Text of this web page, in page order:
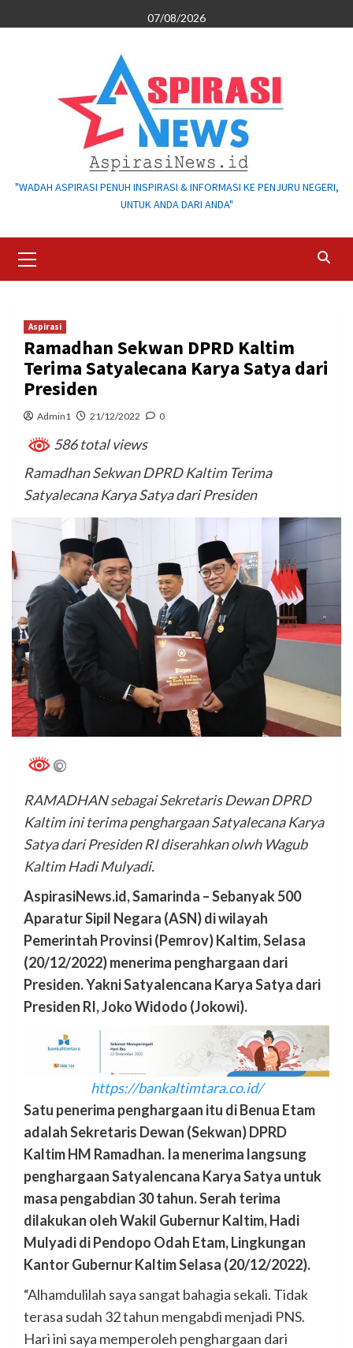
to
07/08/2026
"WADAH ASPIRASI PENUH INSPIRASI & INFORMASI KE PENJURU NEGERI,
UNTUK ANDA DARI ANDA"
Menu
Aspirasi
Ramadhan Sekwan DPRD Kaltim
Terima Satyalecana Karya Satya dari
Presiden
Admin1 21/12/2022 0
586 total views
Ramadhan Sekwan DPRD Kaltim Terima
Satyalecana Karya Satya dari Presiden
RAMADHAN sebagai Sekretaris Dewan DPRD
Kaltim ini terima penghargaan Satyalecana Karya
Satya dari Presiden RI diserahkan olwh Wagub
Kaltim Hadi Mulyadi.
AspirasiNews.id, Samarinda – Sebanyak 500
Aparatur Sipil Negara (ASN) di wilayah
Pemerintah Provinsi (Pemrov) Kaltim, Selasa
(20/12/2022) menerima penghargaan dari
Presiden. Yakni Satyalencana Karya Satya dari
Presiden RI, Joko Widodo (Jokowi).
https://bankaltimtara.co.id/
Satu penerima penghargaan itu di Benua Etam
adalah Sekretaris Dewan (Sekwan) DPRD
Kaltim HM Ramadhan. Ia menerima langsung
penghargaan Satyalencana Karya Satya untuk
masa pengabdian 30 tahun. Serah terima
dilakukan oleh Wakil Gubernur Kaltim, Hadi
Mulyadi di Pendopo Odah Etam, Lingkungan
Kantor Gubernur Kaltim Selasa (20/12/2022).
“Alhamdulilah saya sangat bahagia sekali. Tidak
terasa sudah 32 tahun mengabdi menjadi PNS.
Hari ini saya memperoleh penghargaan dari